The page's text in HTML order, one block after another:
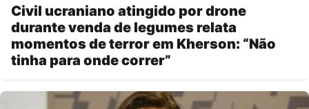
Civil ucraniano atingido por drone
durante venda de legumes relata
momentos de terror em Kherson: “Não
tinha para onde correr”